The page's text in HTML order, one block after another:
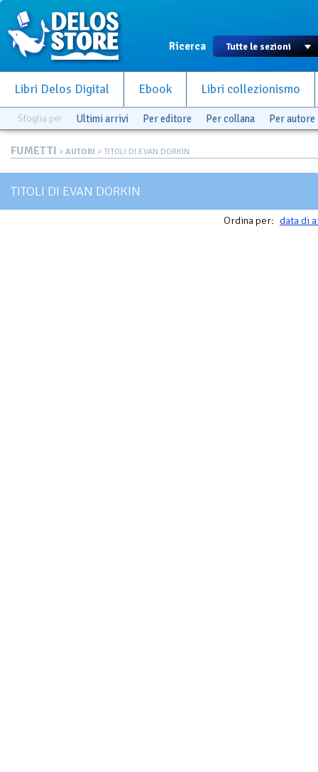
Ricerca
Libri Delos Digital Ebook Libri collezionismo
Sfoglia per Ultimi arrivi Per editore Per collana Per autore
FUMETTI > AUTORI > TITOLI DI EVAN DORKIN
TITOLI DI EVAN DORKIN
Ordina per: data di